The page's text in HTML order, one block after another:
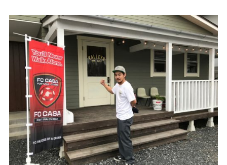
PARTNER
パートナー
ORIGINAL
GOODS
オリジナルグッズ
NEWS CONTACT プライバシーポリシー